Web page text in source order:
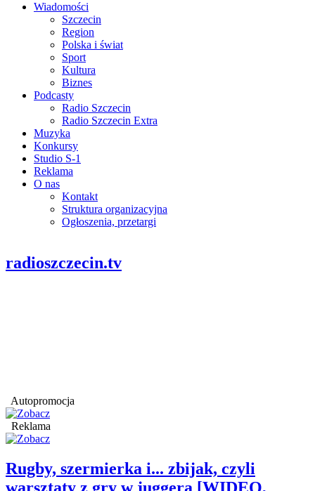
Wiadomości
Szczecin
Region
Polska i świat
Sport
Kultura
Biznes
Podcasty
Radio Szczecin
Radio Szczecin Extra
Muzyka
Konkursy
Studio S-1
Reklama
O nas
Kontakt
Struktura organizacyjna
Ogłoszenia, przetargi
radioszczecin.tv
Autopromocja
Reklama
Rugby, szermierka i... zbijak, czyli